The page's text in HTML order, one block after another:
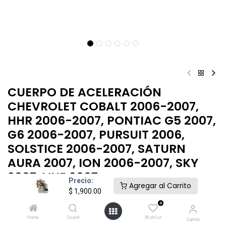
Precio:
$ 1,900.00
Agregar al Carrito
Home Search
0
Wishlist Cuenta
CUERPO DE ACELERACIÓN
CHEVROLET COBALT 2006-2007,
HHR 2006-2007, PONTIAC G5 2007,
G6 2006-2007, PURSUIT 2006,
SOLSTICE 2006-2007, SATURN
AURA 2007, ION 2006-2007, SKY
2007, VUE 2007
1,900.00